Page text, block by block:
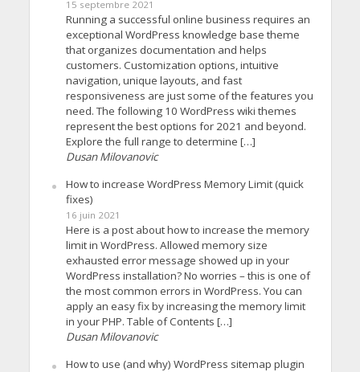
15 septembre 2021
Running a successful online business requires an
exceptional WordPress knowledge base theme
that organizes documentation and helps
customers. Customization options, intuitive
navigation, unique layouts, and fast
responsiveness are just some of the features you
need. The following 10 WordPress wiki themes
represent the best options for 2021 and beyond.
Explore the full range to determine […]
Dusan Milovanovic
How to increase WordPress Memory Limit (quick
fixes)
16 juin 2021
Here is a post about how to increase the memory
limit in WordPress. Allowed memory size
exhausted error message showed up in your
WordPress installation? No worries – this is one of
the most common errors in WordPress. You can
apply an easy fix by increasing the memory limit
in your PHP. Table of Contents […]
Dusan Milovanovic
How to use (and why) WordPress sitemap plugin